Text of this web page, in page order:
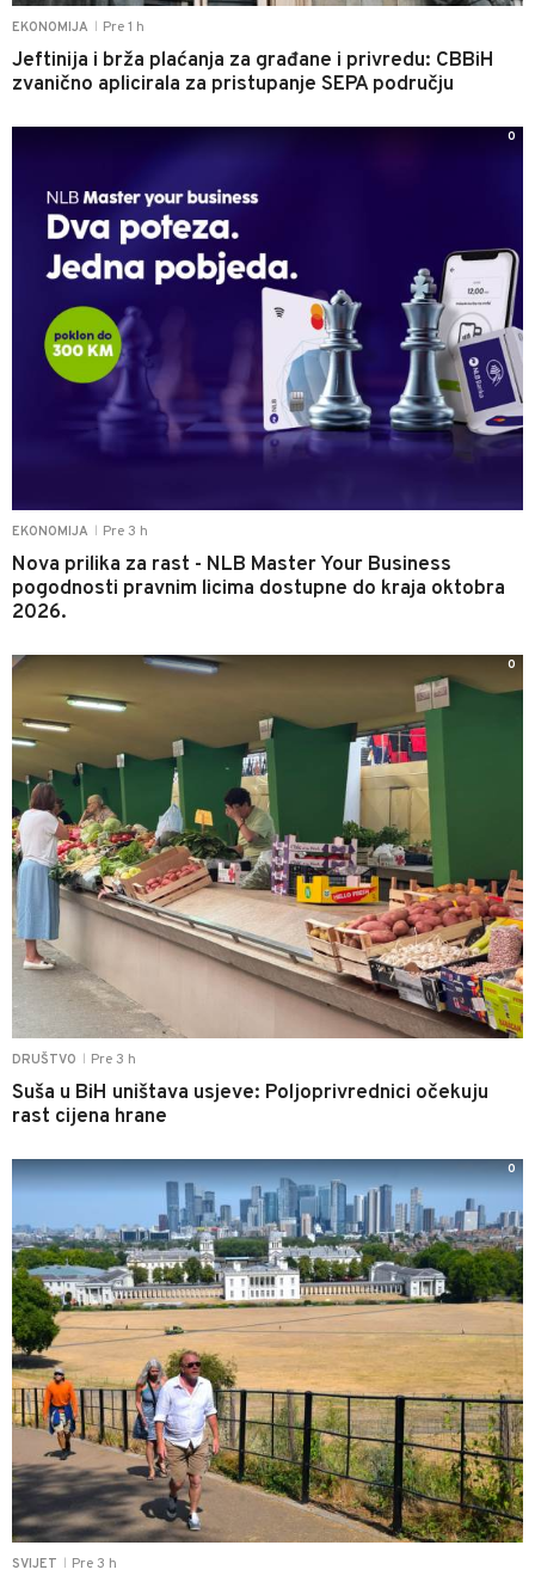
EKONOMIJA Pre 1 h
Jeftinija i brža plaćanja za građane i privredu: CBBiH
zvanično aplicirala za pristupanje SEPA području
EKONOMIJA Pre 3 h
Nova prilika za rast - NLB Master Your Business
pogodnosti pravnim licima dostupne do kraja oktobra
2026.
0
DRUŠTVO Pre 3 h
Suša u BiH uništava usjeve: Poljoprivrednici očekuju
rast cijena hrane
0
SVIJET Pre 3 h
0